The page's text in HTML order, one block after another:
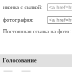
иконка с сылкой:
фотография:
Постоянная ссылка на фото:
Голосование